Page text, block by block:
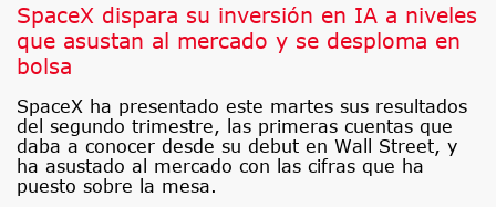
SpaceX dispara su inversión en IA a niveles
que asustan al mercado y se desploma en
bolsa
SpaceX ha presentado este martes sus resultados
del segundo trimestre, las primeras cuentas que
daba a conocer desde su debut en Wall Street, y
ha asustado al mercado con las cifras que ha
puesto sobre la mesa.